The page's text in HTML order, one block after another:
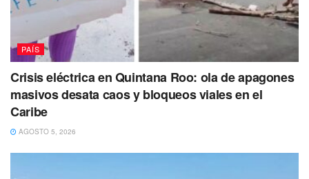
PAÍS
Crisis eléctrica en Quintana Roo: ola de apagones
masivos desata caos y bloqueos viales en el
Caribe
AGOSTO 5, 2026